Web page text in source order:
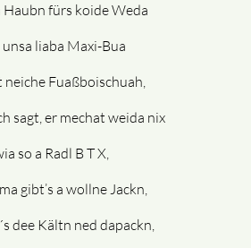
Haubn fürs koide Weda
liaba Maxi-Bua
neiche Fuaßboischuah,
sagt, er mechat weida nix
so a Radl B T X,
gibt’s a wollne Jackn,
dee Kältn ned dapackn,